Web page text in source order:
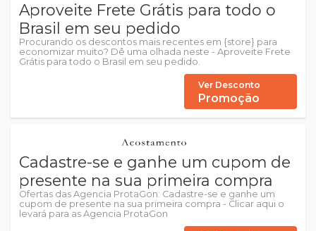
Aproveite Frete Grátis para todo o
Brasil em seu pedido
Procurando os descontos mais recentes em {store} para
economizar muito? Dê uma olhada neste - Aproveite Frete
Grátis para todo o Brasil em seu pedido.
Ver Desconto
Promoção
Cadastre-se e ganhe um cupom de
presente na sua primeira compra
Ofertas das Agencia ProtaGon: Cadastre-se e ganhe um
cupom de presente na sua primeira compra - Clicar aqui o
levará para as Agencia ProtaGon